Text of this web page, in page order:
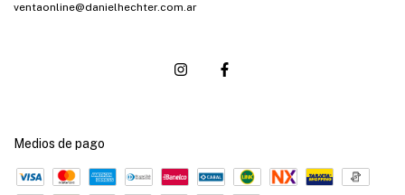
ventaonline@danielhechter.com.ar
Medios de pago